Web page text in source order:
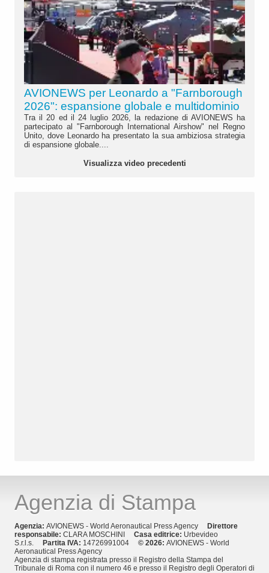
AVIONEWS per Leonardo a "Farnborough
2026": espansione globale e multidominio
Tra il 20 ed il 24 luglio 2026, la redazione di AVIONEWS ha
partecipato al "Farnborough International Airshow" nel Regno
Unito, dove Leonardo ha presentato la sua ambiziosa strategia
di espansione globale....
Visualizza video precedenti
Agenzia di Stampa
Agenzia: AVIONEWS - World Aeronautical Press Agency
Direttore
responsabile: CLARA MOSCHINI Casa editrice: Urbevideo
S.r.l.s.
Partita IVA: 14726991004 © 2026: AVIONEWS - World
Aeronautical Press Agency
Agenzia di stampa registrata presso il Registro della Stampa del
Tribunale di Roma con il numero 46 e presso il Registro degli Operatori di